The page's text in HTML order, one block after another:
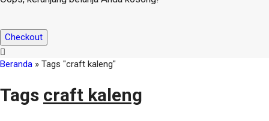
Checkout
Beranda » Tags "craft kaleng"
Tags craft kaleng